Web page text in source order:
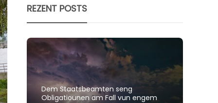
REZENT POSTS
Dem Staatsbeamten seng
Obligatiounen am Fall vun engem